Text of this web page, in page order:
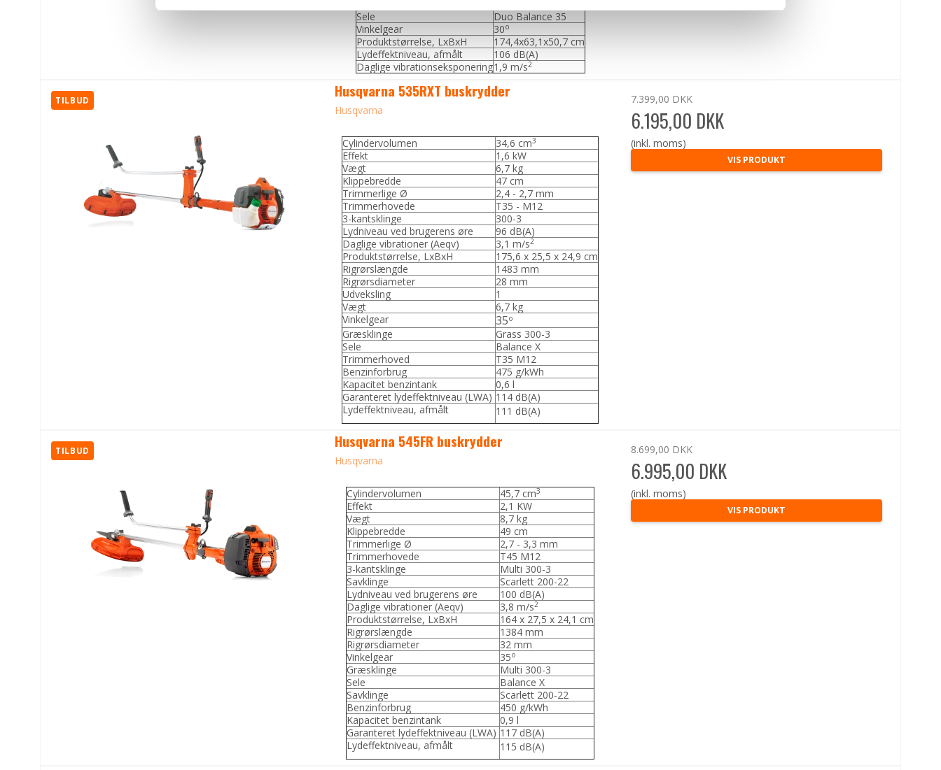
v
Sele
Duo Balance 35
Vinkelgear
30o
Produktstørrelse, LxBxH
174,4x63,1x50,7 cm
Lydeffektniveau, afmålt
106 dB(A)
Daglige vibrationseksponering1,9 m/s2
TILBUD Husqvarna 535RXT buskrydder
Husqvarna
Cylindervolumen 34,6 cm3
Effekt
1,6 kW
Vægt
6,7 kg
Klippebredde
47 cm
Trimmerlige Ø
2,4 - 2,7 mm
Trimmerhovede
T35 - M12
3-kantsklinge
300-3
Lydniveau ved brugerens øre
96 dB(A)
Daglige vibrationer (Aeqv)
3,1 m/s2
Produktstørrelse, LxBxH
175,6 x 25,5 x 24,9 cm
Rigrørslængde
1483 mm
Rigrørsdiameter
28 mm
Udveksling
1
Vægt
6,7 kg
Vinkelgear
35o
Græsklinge
Grass 300-3
Sele
Balance X
Trimmerhoved
T35 M12
Benzinforbrug
475 g/kWh
Kapacitet benzintank
0,6 l
Garanteret lydeffektniveau (LWA) 114 dB(A)
Lydeffektniveau, afmålt
111 dB(A)
7.399,00 DKK
6.195,00 DKK
(inkl. moms)
VIS PRODUKT
TILBUD Husqvarna 545FR buskrydder
Husqvarna
Cylindervolumen 45,7 cm3
Effekt
2,1 KW
Vægt
8,7 kg
Klippebredde
49 cm
Trimmerlige Ø
2,7 - 3,3 mm
Trimmerhovede
T45 M12
3-kantsklinge
Multi 300-3
Savklinge
Scarlett 200-22
Lydniveau ved brugerens øre
100 dB(A)
Daglige vibrationer (Aeqv)
3,8 m/s2
Produktstørrelse, LxBxH
164 x 27,5 x 24,1 cm
Rigrørslængde
1384 mm
Rigrørsdiameter
32 mm
Vinkelgear
35o
Græsklinge
Multi 300-3
Sele
Balance X
Savklinge
Scarlett 200-22
Benzinforbrug
450 g/kWh
Kapacitet benzintank
0,9 l
Garanteret lydeffektniveau (LWA) 117 dB(A)
Lydeffektniveau, afmålt
115 dB(A)
8.699,00 DKK
6.995,00 DKK
(inkl. moms)
VIS PRODUKT